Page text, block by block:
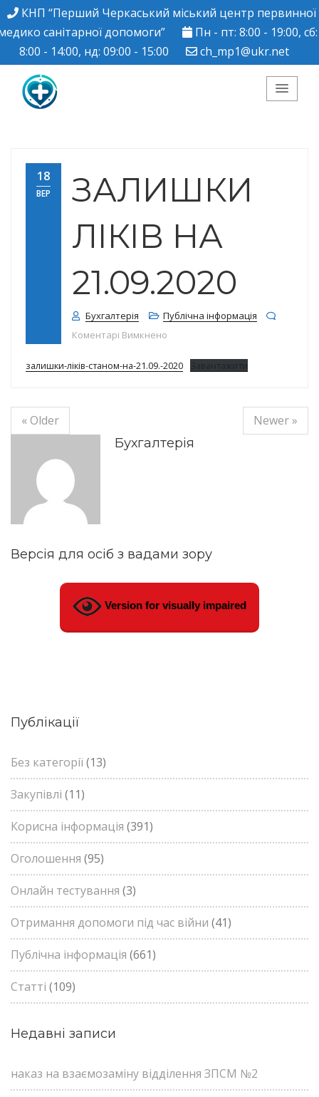
КНП “Перший Черкаський міський центр первинної
санітарної допомоги”
Пн - пт: 8:00 - 19:00, сб:
8:00 - 14:00, нд: 09:00 - 15:00
ch_mp1@ukr.net
Черкаський міський
центр ПМСД"
18
ВЕР
ЗАЛИШКИ
ЛІКІВ НА
21.09.2020
Бухгалтерія
Публічна інформація
Коментарі Вимкнено
залишки-ліків-станом-на-21.09.-2020 Завантажити
« Older
Newer »
Бухгалтерія
Версія для осіб з вадами зору
Version for visually impaired
Публікації
Без категорії(13)
Закупівлі (11)
Корисна інформація (391)
Оголошення (95)
Онлайн тестування (3)
Отримання допомоги під час війни (41)
Публічна інформація (661)
Статті (109)
Недавні записи
наказ на взаємозаміну відділення ЗПСМ №2